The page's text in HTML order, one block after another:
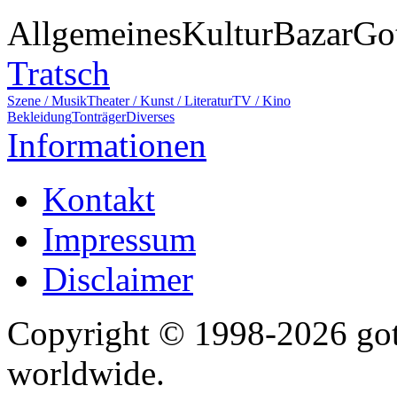
AllgemeinesKulturBazar
Tratsch
Szene / MusikTheater / Kunst / LiteraturTV / Kino
BekleidungTonträgerDiverses
Informationen
Kontakt
Impressum
Disclaimer
Copyright © 1998-2026
worldwide.